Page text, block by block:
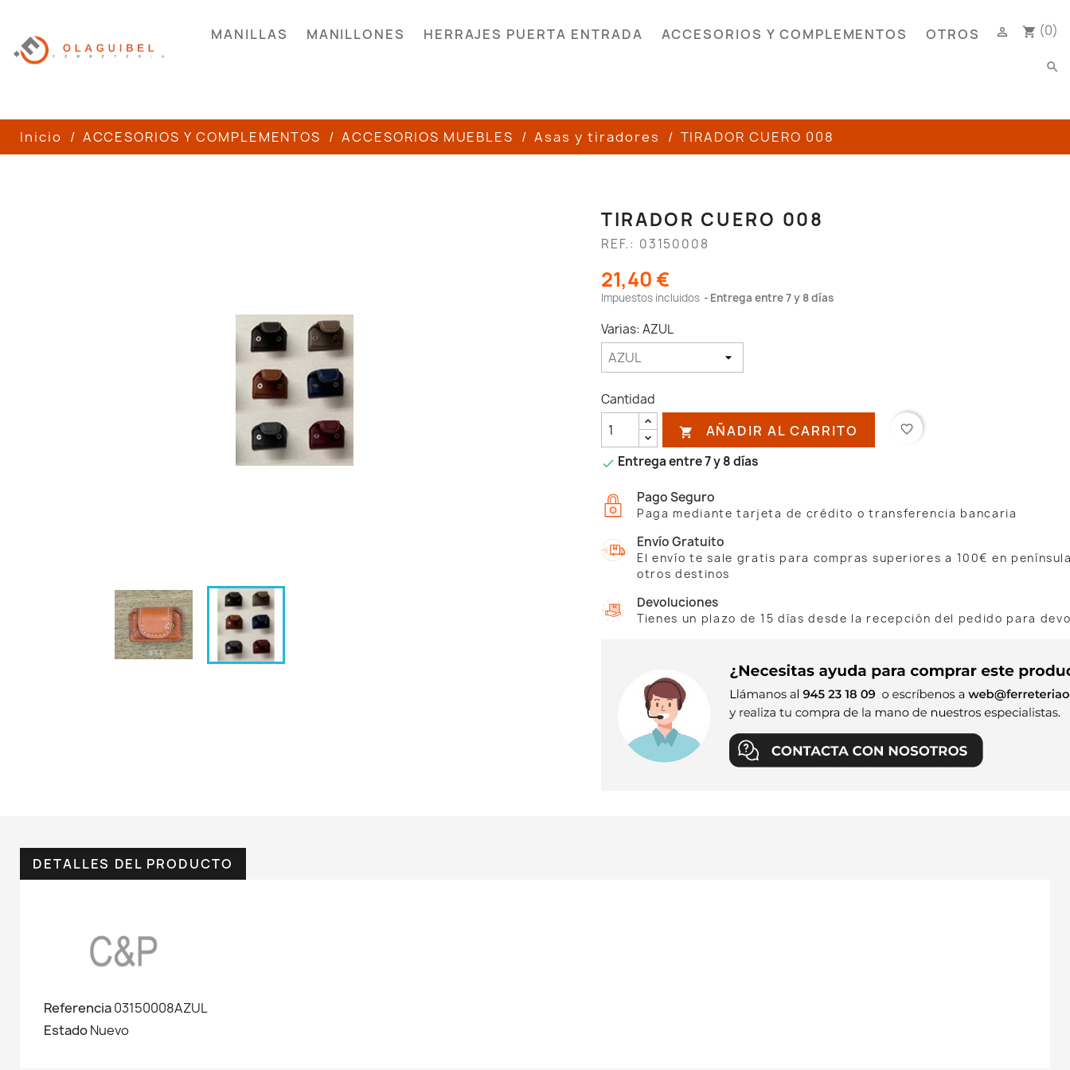
MANILLAS MANILLONES HERRAJES PUERTA ENTRADA ACCESORIOS Y COMPLEMENTOS OTROS shopping_cart (0)

search
Inicio ACCESORIOS Y COMPLEMENTOS ACCESORIOS MUEBLES Asas y tiradores TIRADOR CUERO 008
TIRADOR CUERO 008
REF.: 03150008
21,40 €
Impuestos incluidos Entrega entre 7 y 8 días
Varias: AZUL
Cantidad
 AÑADIR AL CARRITO favorite_border
 Entrega entre 7 y 8 días
Pago Seguro
Paga mediante tarjeta de crédito o transferencia bancaria
Envío Gratuito
El envío te sale gratis para compras superiores a 100€ en
otros destinos
Devoluciones
Tienes un plazo de 15 días desde la recepción del pedido para
DETALLES DEL PRODUCTO
Referencia03150008AZUL
EstadoNuevo